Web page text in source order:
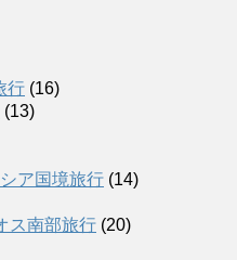
行 (16)
(13)
ア国境旅行 (14)
ス南部旅行 (20)